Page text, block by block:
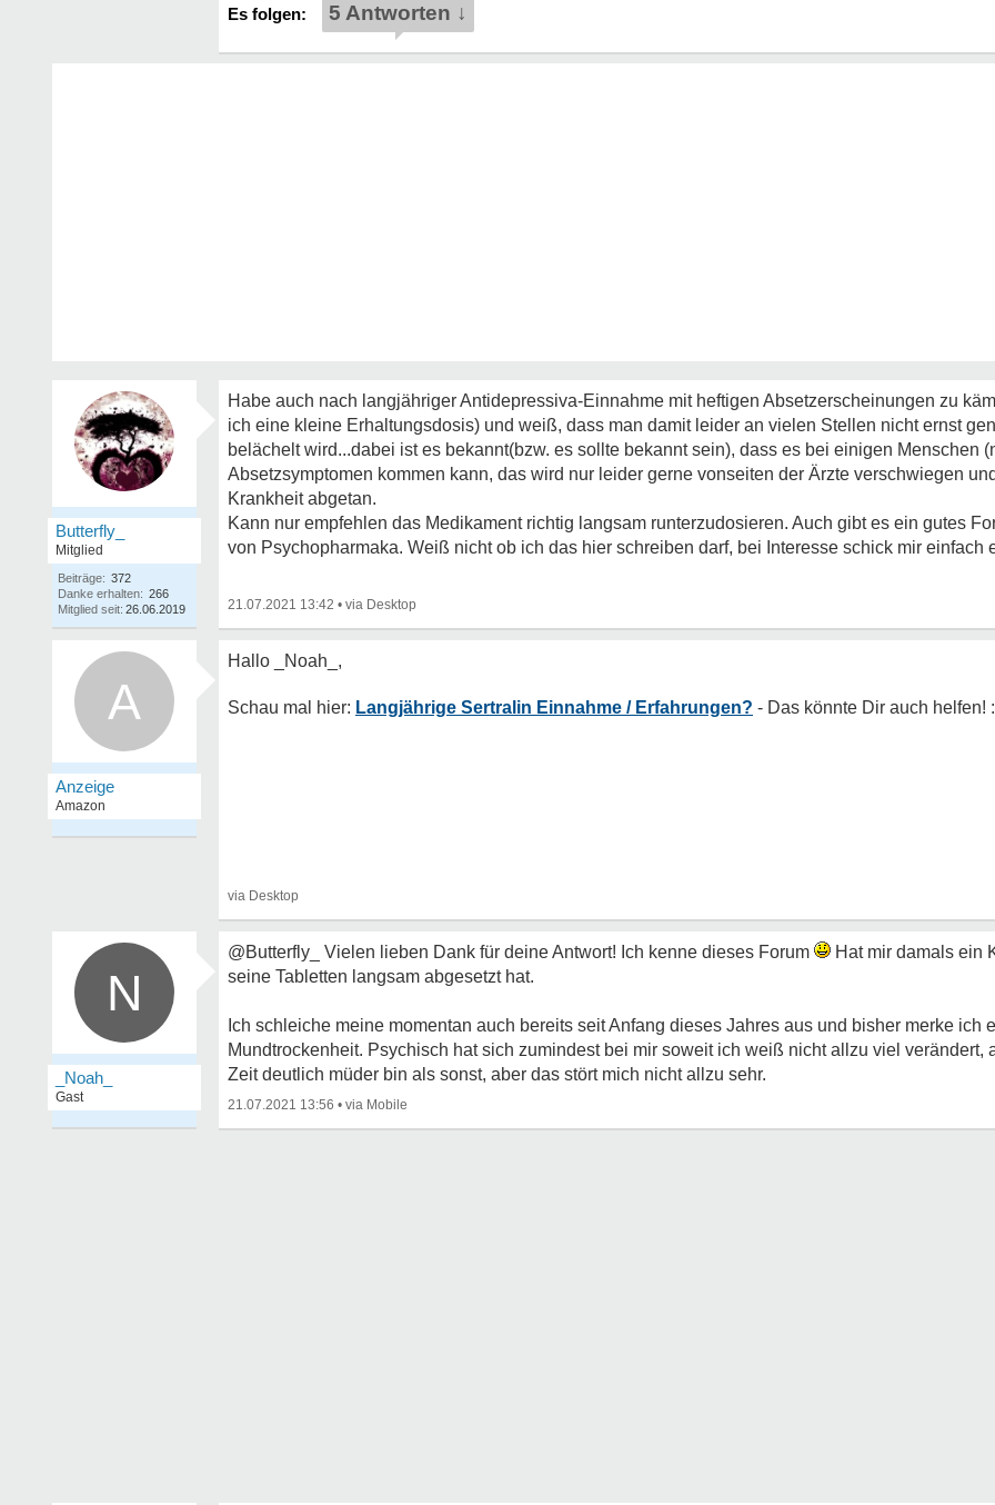
5 Antworten ↓
Butterfly_
Mitglied
Beiträge: 372
Danke erhalten: 266
Mitglied seit: 26.06.2019
Habe auch nach langjähriger Antidepressiva-Einnahme mit heftigen Absetzerscheinungen zu
ich eine kleine Erhaltungsdosis) und weiß, dass man damit leider an vielen Stellen nicht ernst
belächelt wird...dabei ist es bekannt(bzw. es sollte bekannt sein), dass es bei einigen Menschen
Absetzsymptomen kommen kann, das wird nur leider gerne vonseiten der Ärzte verschwiegen
Krankheit abgetan.
Kann nur empfehlen das Medikament richtig langsam runterzudosieren. Auch gibt es ein gutes
von Psychopharmaka. Weiß nicht ob ich das hier schreiben darf, bei Interesse schick mir einfach
21.07.2021 13:42 •
A Langjährige Sertralin Einnahme / Erfahrungen?
N
_Noah_
Gast
@Butterfly_ Vielen lieben Dank für deine Antwort! Ich kenne dieses Forum
Hat mir damals ein
seine Tabletten langsam abgesetzt hat.
Ich schleiche meine momentan auch bereits seit Anfang dieses Jahres aus und bisher merke ich
Mundtrockenheit. Psychisch hat sich zumindest bei mir soweit ich weiß nicht allzu viel verändert,
Zeit deutlich müder bin als sonst, aber das stört mich nicht allzu sehr.
21.07.2021 13:56 •